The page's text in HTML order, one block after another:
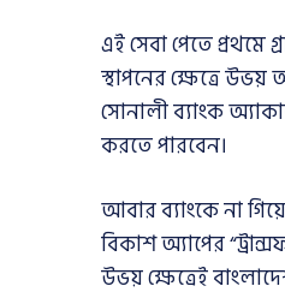
এই সেবা পেতে প্রথমে
স্থাপনের ক্ষেত্রে
সোনালী ব্যাংক
করতে পারবেন।
আবার ব্যাংকে না
বিকাশ অ্যাপের
উভয় ক্ষেত্রেই